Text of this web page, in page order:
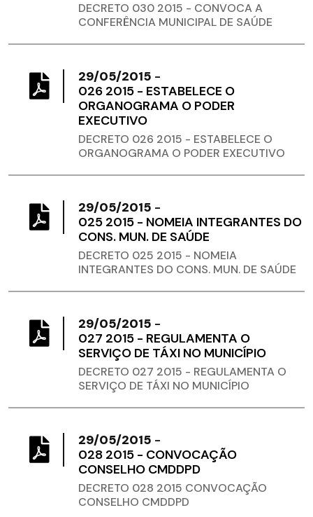
DECRETO 030 2015 - CONVOCA A
CONFERÊNCIA MUNICIPAL DE SAÚDE
29/05/2015 -
026 2015 - ESTABELECE O
ORGANOGRAMA O PODER
EXECUTIVO
DECRETO 026 2015 - ESTABELECE O
ORGANOGRAMA O PODER EXECUTIVO
29/05/2015 -
025 2015 - NOMEIA INTEGRANTES DO
CONS. MUN. DE SAÚDE
DECRETO 025 2015 - NOMEIA
INTEGRANTES DO CONS. MUN. DE SAÚDE
29/05/2015 -
027 2015 - REGULAMENTA O
SERVIÇO DE TÁXI NO MUNICÍPIO
DECRETO 027 2015 - REGULAMENTA O
SERVIÇO DE TÁXI NO MUNICÍPIO
29/05/2015 -
028 2015 - CONVOCAÇÃO
CONSELHO CMDDPD
DECRETO 028 2015 CONVOCAÇÃO
CONSELHO CMDDPD